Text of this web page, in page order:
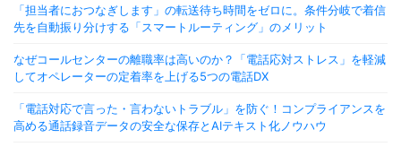
「担当者におつなぎします」の転送待ち時間をゼロに。条件分岐で着信
先を自動振り分けする「スマートルーティング」のメリット
なぜコールセンターの離職率は高いのか？「電話応対ストレス」を軽減
してオペレーターの定着率を上げる5つの電話DX
「電話対応で言った・言わないトラブル」を防ぐ！コンプライアンスを
高める通話録音データの安全な保存とAIテキスト化ノウハウ